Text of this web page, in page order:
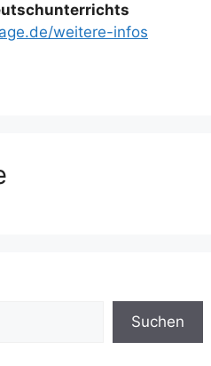
weitere-infos
Suchen